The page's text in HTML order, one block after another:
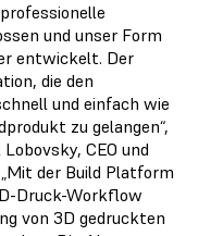
und unser Form
entwickelt. Der
die den
und einfach wie
zu gelangen“,
CEO und
der Build Platform
Druck-Workflow
von 3D gedruckten